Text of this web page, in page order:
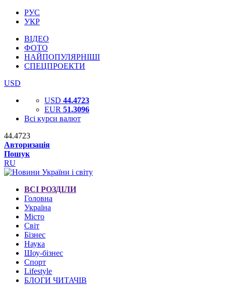
РУС
УКР
ВІДЕО
ФОТО
НАЙПОПУЛЯРНІШІ
СПЕЦПРОЕКТИ
USD
USD 44.4723
EUR 51.3096
Всі курси валют
44.4723
Авторизація
Пошук
RU
ВСІ РОЗДІЛИ
Головна
Україна
Місто
Світ
Бізнес
Наука
Шоу-бізнес
Спорт
Lifestyle
БЛОГИ ЧИТАЧІВ